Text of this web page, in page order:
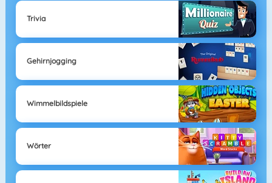
Trivia
Gehirnjogging
Wimmelbildspiele
Wörter